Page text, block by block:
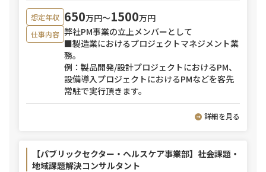
想定年収 650万円〜1500万円
仕事内容 弊社PM事業の立上メンバーとして
■製造業におけるプロジェクトマネジメント業
務。
例：製品開発/設計プロジェクトにおけるPM、
設備導入プロジェクトにおけるPMなどを客先
常駐で実行頂きます。
詳細を見る
【パブリックセクター・ヘルスケア事業部】社会課題・
地域課題解決コンサルタント